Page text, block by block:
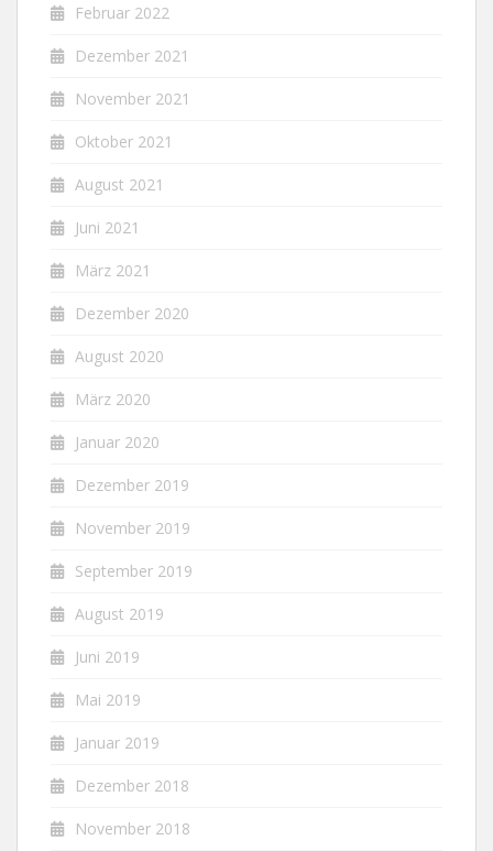
Februar 2022
Dezember 2021
November 2021
Oktober 2021
August 2021
Juni 2021
März 2021
Dezember 2020
August 2020
März 2020
Januar 2020
Dezember 2019
November 2019
September 2019
August 2019
Juni 2019
Mai 2019
Januar 2019
Dezember 2018
November 2018